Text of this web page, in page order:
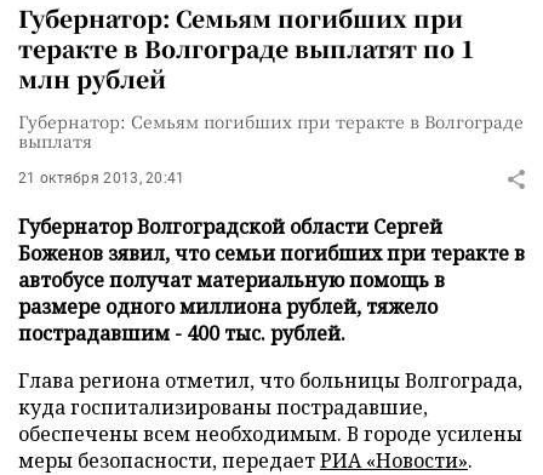
Губернатор: Семьям погибших при
теракте в Волгограде выплатят по 1
млн рублей
Губернатор: Семьям погибших при теракте в Волгограде
выплатя
21 октября 2013, 20:41
Губернатор Волгоградской области Сергей
Боженов зявил, что семьи погибших при теракте в
автобусе получат материальную помощь в
размере одного миллиона рублей, тяжело
пострадавшим - 400 тыс. рублей.
Глава региона отметил, что больницы Волгограда,
куда госпитализированы пострадавшие,
обеспечены всем необходимым. В городе усилены
меры безопасности, передаетРИА «Новости».